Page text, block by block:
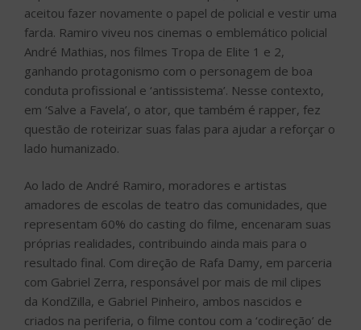
aceitou fazer novamente o papel de policial e vestir uma
farda. Ramiro viveu nos cinemas o emblemático policial
André Mathias, nos filmes Tropa de Elite 1 e 2,
ganhando protagonismo com o personagem de boa
conduta profissional e ‘antissistema’. Nesse contexto,
em ‘Salve a Favela’, o ator, que também é rapper, fez
questão de roteirizar suas falas para ajudar a reforçar o
lado humanizado.
Ao lado de André Ramiro, moradores e artistas
amadores de escolas de teatro das comunidades, que
representam 60% do casting do filme, encenaram suas
próprias realidades, contribuindo ainda mais para o
resultado final. Com direção de Rafa Damy, em parceria
com Gabriel Zerra, responsável por mais de mil clipes
da KondZilla, e Gabriel Pinheiro, ambos nascidos e
criados na periferia, o filme contou com a ‘codireção’ de